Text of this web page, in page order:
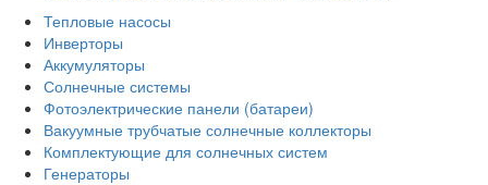
Тепловые насосы
Инверторы
Аккумуляторы
Солнечные системы
Фотоэлектрические панели (батареи)
Вакуумные трубчатые солнечные коллекторы
Комплектующие для солнечных систем
Генераторы